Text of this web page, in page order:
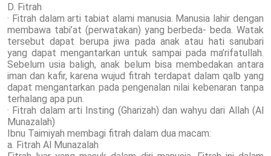
D. Fitrah
· Fitrah dalam arti tabiat alami manusia. Manusia lahir dengan
membawa tabi’at (perwatakan) yang berbeda- beda. Watak
tersebut dapat berupa jiwa pada anak atau hati sanubari
yang dapat mengantarkan untuk sampai pada ma’rifatullah.
Sebelum usia baligh, anak belum bisa membedakan antara
iman dan kafir, karena wujud fitrah terdapat dalam qalb yang
dapat mengantarkan pada pengenalan nilai kebenaran tanpa
terhalang apa pun.
· Fitrah dalam arti Insting (Gharizah) dan wahyu dari Allah (Al
Munazalah)
Ibnu Taimiyah membagi fitrah dalam dua macam:
a. Fitrah Al Munazalah